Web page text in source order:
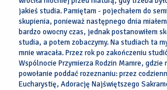
jakieś studia. Pamiętam - pojechałem do
skupienia, ponieważ następnego dnia
bardzo owocny czas, jednak postanowiłem
studia, a potem zobaczymy. Na studiach ta
mnie wracała. Przez rok po zakończeniu
Wspólnocie Przymierza Rodzin Mamre, gdzie
powołanie poddać rozeznaniu: przez
Eucharystię, Adorację Najświętszego